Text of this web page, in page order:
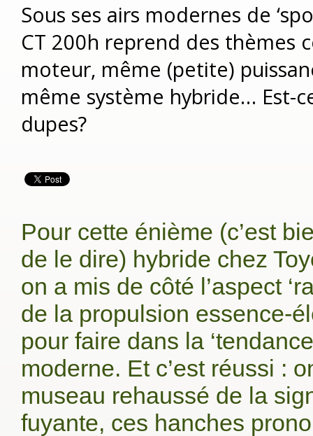
Sous ses airs modernes de
CT 200h reprend des thèmes
moteur, même (petite)
même système hybride… Est-
dupes?
Pour cette énième (c’est
de le dire) hybride chez
on a mis de côté l’aspect
de la propulsion essence-
pour faire dans la
moderne. Et c’est réussi :
museau rehaussé de la
fuyante, ces hanches